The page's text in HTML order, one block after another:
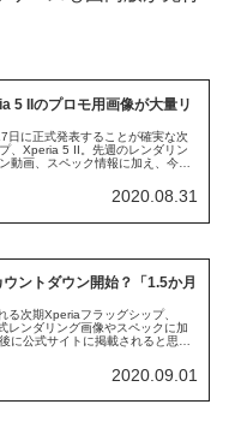
5 IIのプロモ用画像が大量リ
日に正式発表することが確実な次
、Xperia 5 II。先週のレンダリン
動画、スペック情報に加え、今
2020.08.31
ントダウン開始？「1.5か月
る次期Xperiaフラッグシップ、
レンダリング画像やスペックに加
に公式サイトに掲載されると思わ
2020.09.01